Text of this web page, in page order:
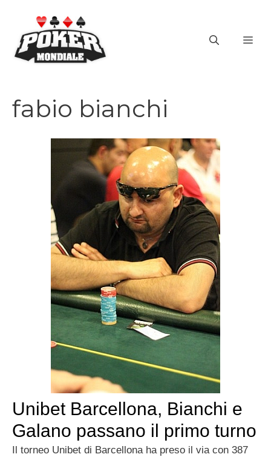
contenuto
fabio bianchi
Unibet Barcellona, Bianchi e
Galano passano il primo turno
Il torneo Unibet di Barcellona ha preso il via con 387